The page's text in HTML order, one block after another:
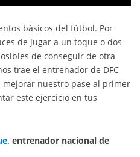
básicos del fútbol. Por
de jugar a un toque o dos
de conseguir de otra
trae el entrenador de DFC
nuestro pase al primer
este ejercicio en tus
, entrenador nacional de